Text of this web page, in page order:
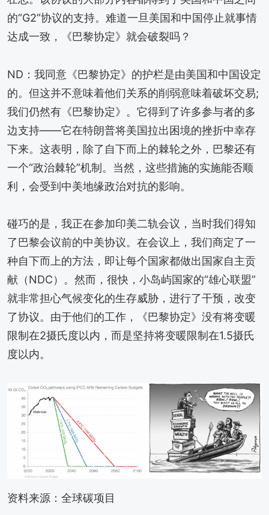
的“G2”协议的支持。难道一旦美国和中国停止就事情
达成一致，《巴黎协定》就会破裂吗？
ND：我同意《巴黎协定》的护栏是由美国和中国设定
的。但这并不意味着他们关系的削弱意味着破坏交易;
我们仍然有《巴黎协定》。它得到了许多参与者的多
边支持——它在特朗普将美国拉出困境的挫折中幸存
下来。这表明，除了自下而上的棘轮之外，巴黎还有
一个“政治棘轮”机制。当然，这些措施的实施能否顺
利，会受到中美地缘政治对抗的影响。
碰巧的是，我正在参加印美二轨会议，当时我们得知
了巴黎会议前的中美协议。在会议上，我们商定了一
种自下而上的方法，即让每个国家都做出国家自主贡
献（NDC）。然而，很快，小岛屿国家的“雄心联盟”
就非常担心气候变化的生存威胁，进行了干预，改变
了协议。由于他们的工作，《巴黎协定》没有将变暖
限制在2摄氏度以内，而是坚持将变暖限制在1.5摄氏
度以内。
资料来源：全球碳项目